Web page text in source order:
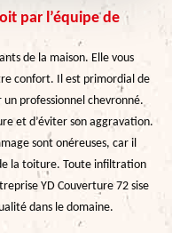
par l’équipe de
de la maison. Elle vous
confort. Il est primordial de
professionnel chevronné.
et d’éviter son aggravation.
sont onéreuses, car il
la toiture. Toute infiltration
YD Couverture 72 sise
dans le domaine.